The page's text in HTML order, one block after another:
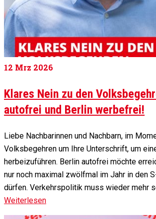
12 Mrz 2026
Klares Nein zu den
autofrei und Berlin werbefrei!
Liebe Nachbarinnen und Nachbarn, im
Volksbegehren um Ihre Unterschrift, um
herbeizuführen. Berlin autofrei möchte
nur noch maximal zwölfmal im Jahr in den
dürfen. Verkehrspolitik muss wieder mehr
Weiterlesen